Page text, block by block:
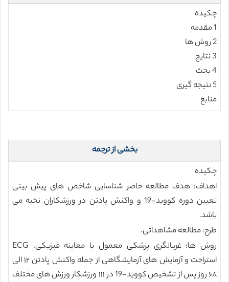
چکیده
1 مقدمه
2 روش ها
3 نتایج
4 بحث
5 نتیجه گیری
منابع
بخشی از ترجمه
چکیده
اهداف: هدف مطالعه حاضر شناسایی شاخص های پیش بینی
تعیین دوره کووید-19 و واکنش پادتن در ورزشکاران نخبه می
باشد.
طرح: مطالعه مشاهداتی.
روش ها: غربالگری پزشکی معمول با معاینه فیزیکی، ECG
استراحت و آزمایش های آزمایشگاهی از جمله واکنش پادتن ۱۲ الی
۶۸ روز پس از تشخیص کووید-19 در ۱۱۱ ورزشکار ورزش های مختلف